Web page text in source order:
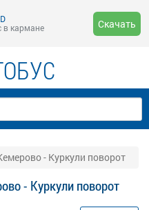
в кармане
Скачать
- Куркули поворот
- Куркули поворот